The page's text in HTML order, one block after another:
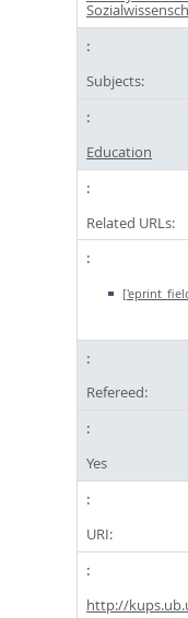
Subjects:
Education
Related URLs:
Refereed:
Yes
URI:
http://